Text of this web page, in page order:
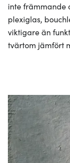
inte främmande
plexiglas,
viktigare än
tvärtom jämfört